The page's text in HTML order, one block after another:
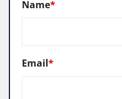
Name*
Email*